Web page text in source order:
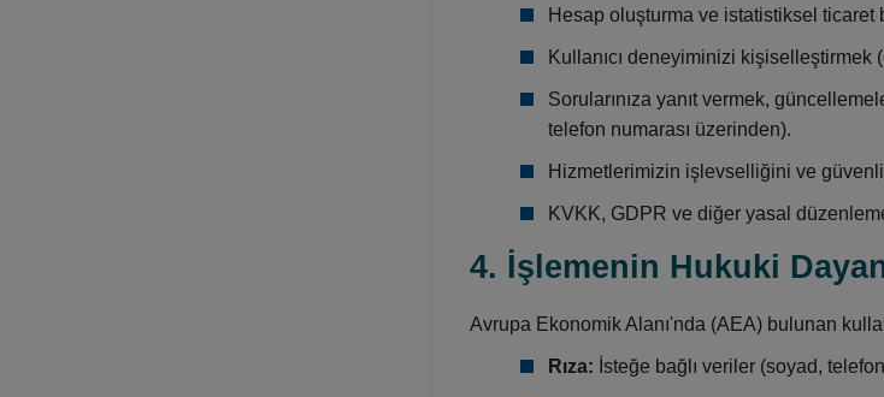
Hesap oluşturma ve istatistiksel
Kullanıcı deneyiminizi kişiselleştirmek
Sorularınıza yanıt vermek,
telefon numarası üzerinden).
Hizmetlerimizin işlevselliğini ve
KVKK, GDPR ve diğer yasal
4. İşlemenin Hukuki
Avrupa Ekonomik Alanı'nda (AEA) bulunan
Rıza: İsteğe bağlı veriler (soyad,